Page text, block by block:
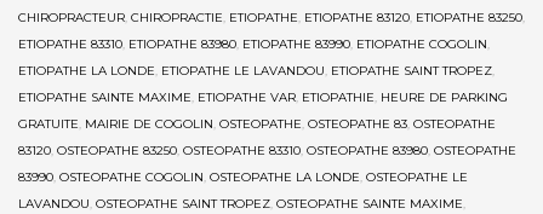
CHIROPRACTEUR, CHIROPRACTIE, ETIOPATHE, ETIOPATHE 83120, ETIOPATHE 83250,
ETIOPATHE 83310, ETIOPATHE 83980, ETIOPATHE 83990, ETIOPATHE COGOLIN,
ETIOPATHE LA LONDE, ETIOPATHE LE LAVANDOU, ETIOPATHE SAINT TROPEZ,
ETIOPATHE SAINTE MAXIME, ETIOPATHE VAR, ETIOPATHIE, HEURE DE PARKING
GRATUITE, MAIRIE DE COGOLIN, OSTEOPATHE, OSTEOPATHE 83, OSTEOPATHE
83120, OSTEOPATHE 83250, OSTEOPATHE 83310, OSTEOPATHE 83980, OSTEOPATHE
83990, OSTEOPATHE COGOLIN, OSTEOPATHE LA LONDE, OSTEOPATHE LE
LAVANDOU, OSTEOPATHE SAINT TROPEZ, OSTEOPATHE SAINTE MAXIME,